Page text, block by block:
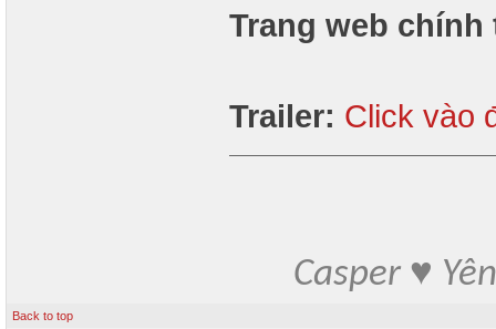
Trang web
Trailer: Click vào
Casper ♥
Back to top